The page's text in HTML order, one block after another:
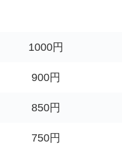
1000円
900円
850円
750円